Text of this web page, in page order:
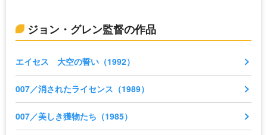
ジョン・グレン監督の作品
エイセス 大空の誓い（1992）
007／消されたライセンス（1989）
007／美しき獲物たち（1985）